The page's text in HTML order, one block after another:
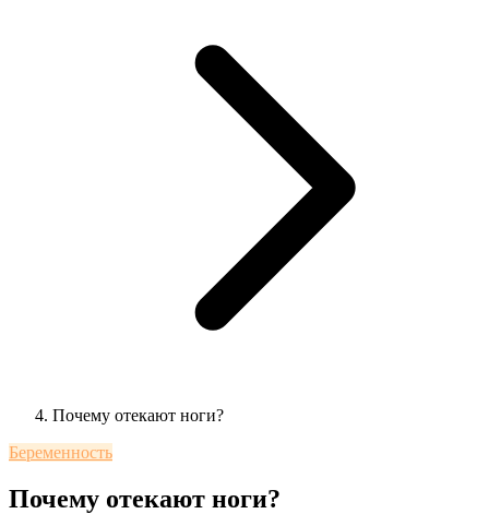
Почему отекают ноги?
Беременность
Почему отекают ноги?